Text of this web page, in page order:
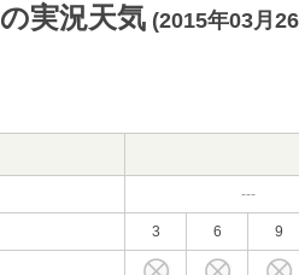
実況天気 (2015年03月
---
3 6 9